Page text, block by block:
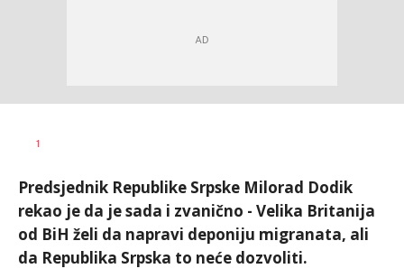
AUTOR
1
Predsjednik Republike Srpske Milorad Dodik
rekao je da je sada i zvanično - Velika Britanija
od BiH želi da napravi deponiju migranata, ali
da Republika Srpska to neće dozvoliti.